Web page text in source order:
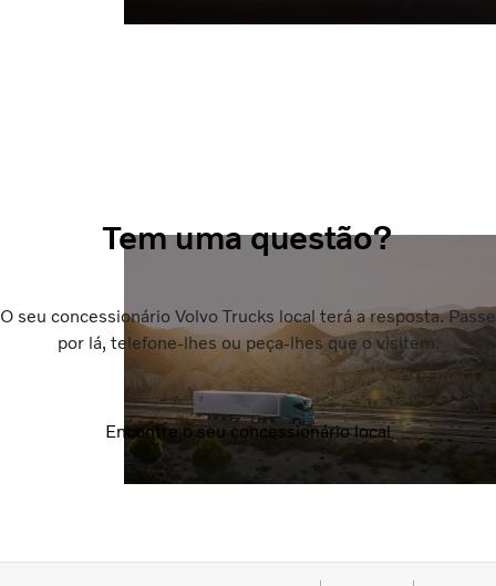
Tem uma questão?
O seu concessionário Volvo Trucks local terá a resposta. Passe
por lá, telefone-lhes ou peça-lhes que o visitem.
Encontre o seu concessionário local